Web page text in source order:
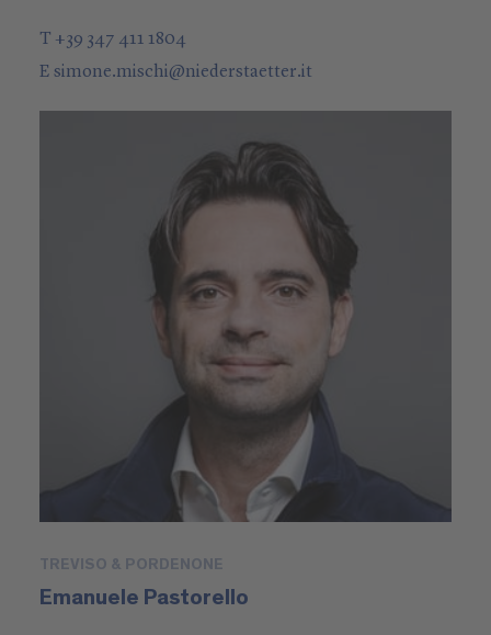
T +39 347 411 1804
Esimone.mischi@niederstaetter.it
TREVISO & PORDENONE
Emanuele Pastorello